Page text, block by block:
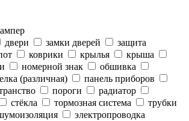
двери замки дверей
защита
коврики крылья
крыша
номерной знак
обшивка
(различная)
панель приборов
пороги
радиатор
стёкла тормозная система
трубки
электропроводка